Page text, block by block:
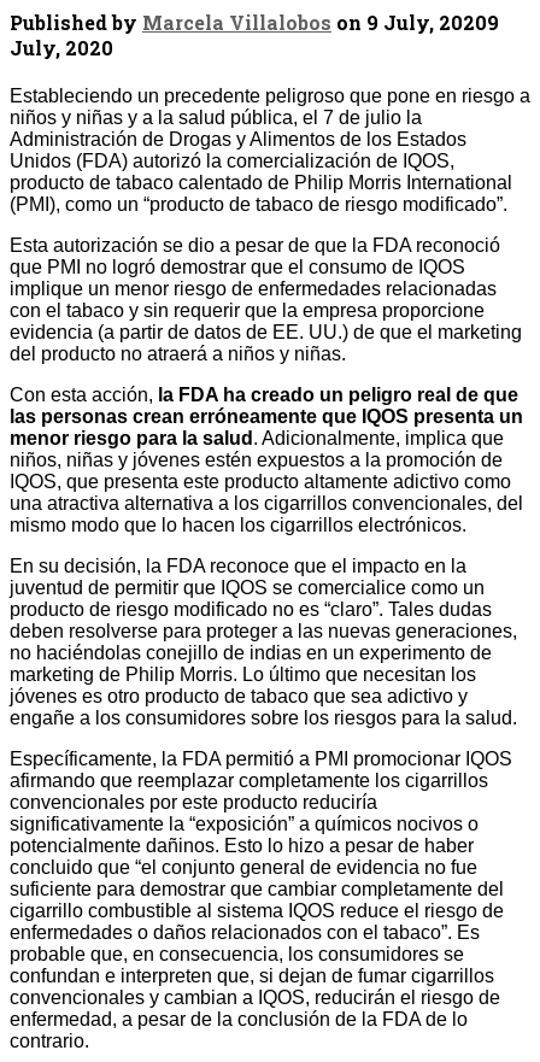
Published by Marcela Villalobos on 9 July, 20209
July, 2020
Estableciendo un precedente peligroso que pone en riesgo a
niños y niñas y a la salud pública, el 7 de julio la
Administración de Drogas y Alimentos de los Estados
Unidos (FDA) autorizó la comercialización de IQOS,
producto de tabaco calentado de Philip Morris International
(PMI), como un “producto de tabaco de riesgo modificado”.
Esta autorización se dio a pesar de que la FDA reconoció
que PMI no logró demostrar que el consumo de IQOS
implique un menor riesgo de enfermedades relacionadas
con el tabaco y sin requerir que la empresa proporcione
evidencia (a partir de datos de EE. UU.) de que el marketing
del producto no atraerá a niños y niñas.
Con esta acción, la FDA ha creado un peligro real de que
las personas crean erróneamente que IQOS presenta un
menor riesgo para la salud . Adicionalmente, implica que
niños, niñas y jóvenes estén expuestos a la promoción de
IQOS, que presenta este producto altamente adictivo como
una atractiva alternativa a los cigarrillos convencionales, del
mismo modo que lo hacen los cigarrillos electrónicos.
En su decisión, la FDA reconoce que el impacto en la
juventud de permitir que IQOS se comercialice como un
producto de riesgo modificado no es “claro”. Tales dudas
deben resolverse para proteger a las nuevas generaciones,
no haciéndolas conejillo de indias en un experimento de
marketing de Philip Morris. Lo último que necesitan los
jóvenes es otro producto de tabaco que sea adictivo y
engañe a los consumidores sobre los riesgos para la salud.
Específicamente, la FDA permitió a PMI promocionar IQOS
afirmando que reemplazar completamente los cigarrillos
convencionales por este producto reduciría
significativamente la “exposición” a químicos nocivos o
potencialmente dañinos. Esto lo hizo a pesar de haber
concluido que “el conjunto general de evidencia no fue
suficiente para demostrar que cambiar completamente del
cigarrillo combustible al sistema IQOS reduce el riesgo de
enfermedades o daños relacionados con el tabaco”. Es
probable que, en consecuencia, los consumidores se
confundan e interpreten que, si dejan de fumar cigarrillos
convencionales y cambian a IQOS, reducirán el riesgo de
enfermedad, a pesar de la conclusión de la FDA de lo
contrario.